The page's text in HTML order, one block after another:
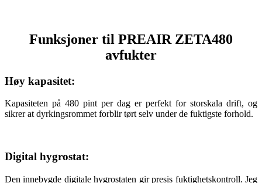
Funksjoner til PREAIR ZETA480
avfukter
Høy kapasitet:
Kapasiteten på 480 pint per dag er perfekt for storskala drift, og
sikrer at dyrkingsrommet forblir tørt selv under de fuktigste forhold.
Digital hygrostat:
Den innebygde digitale hygrostaten gir presis fuktighetskontroll. Jeg